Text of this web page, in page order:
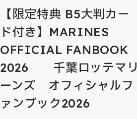
【限定特典 B5大判カー
ド付き】MARINES
OFFICIAL FANBOOK
2026 千葉ロッテマリ
ーンズ オフィシャルフ
ァンブック2026